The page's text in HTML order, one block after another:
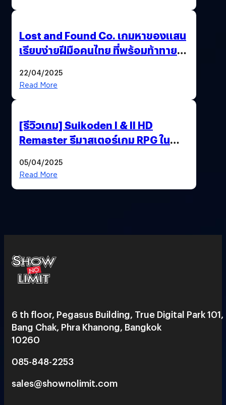
Lost and Found Co. เกมหาของแสน
เรียบง่ายฝีมือคนไทย ที่พร้อมท้าทาย
22/04/2025
Read More
[รีวิวเกม] Suikoden I & II HD
Remaster รีมาสเตอร์เกม RPG ใน
05/04/2025
Read More
6 th floor, Pegasus Building, True Digital Park 101,
Bang Chak, Phra Khanong, Bangkok
10260
085-848-2253
sales@shownolimit.com